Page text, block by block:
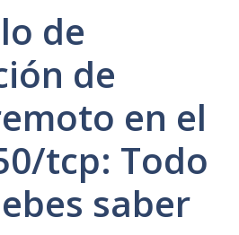
de
de
en el
tcp: Todo
saber